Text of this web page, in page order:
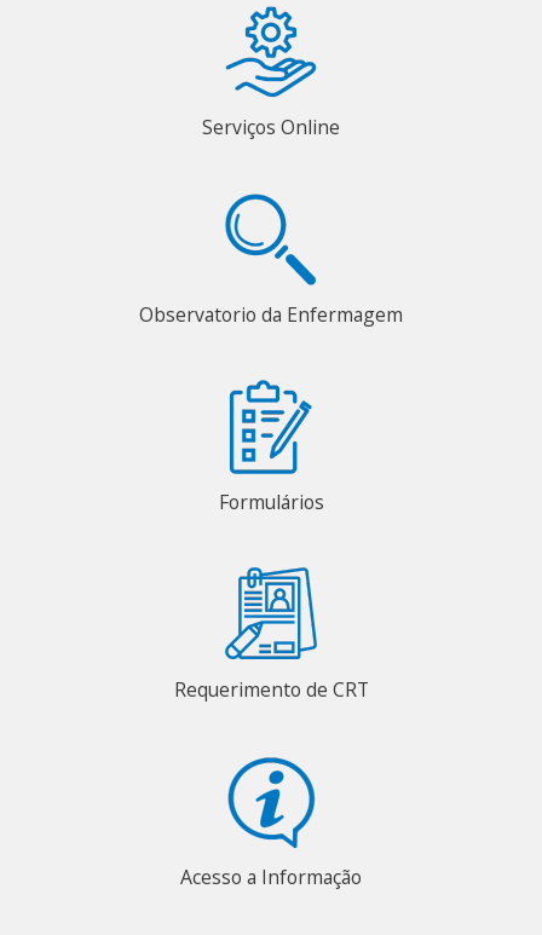
Serviços Online
Observatorio da Enfermagem
Formulários
Requerimento de CRT
Acesso a Informação